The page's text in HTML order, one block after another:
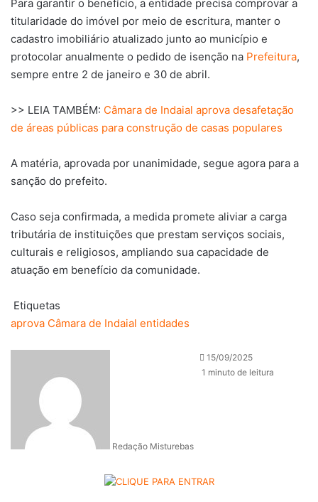
Para garantir o benefício, a entidade precisa comprovar a
titularidade do imóvel por meio de escritura, manter o
cadastro imobiliário atualizado junto ao município e
protocolar anualmente o pedido de isenção na Prefeitura,
sempre entre 2 de janeiro e 30 de abril.
>> LEIA TAMBÉM: Câmara de Indaial aprova desafetação
de áreas públicas para construção de casas populares
A matéria, aprovada por unanimidade, segue agora para a
sanção do prefeito.
Caso seja confirmada, a medida promete aliviar a carga
tributária de instituições que prestam serviços sociais,
culturais e religiosos, ampliando sua capacidade de
atuação em benefício da comunidade.
Etiquetas
aprova Câmara de Indaial entidades
Redação Misturebas
15/09/2025
1 minuto de leitura